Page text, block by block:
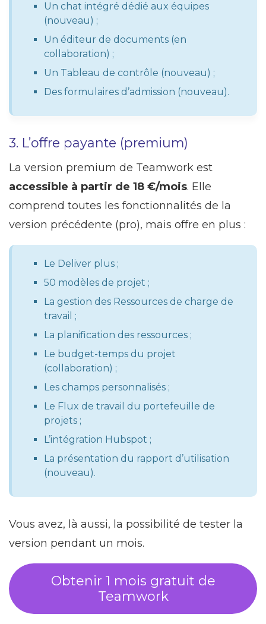
Un chat intégré dédié aux équipes
(nouveau) ;
Un éditeur de documents (en
collaboration) ;
Un Tableau de contrôle (nouveau) ;
Des formulaires d’admission (nouveau).
3. L’offre payante (premium)
La version premium de Teamwork est
accessible à partir de 18 €/mois. Elle
comprend toutes les fonctionnalités de la
version précédente (pro), mais offre en plus :
Le Deliver plus ;
50 modèles de projet ;
La gestion des Ressources de charge de
travail ;
La planification des ressources ;
Le budget-temps du projet
(collaboration) ;
Les champs personnalisés ;
Le Flux de travail du portefeuille de
projets ;
L’intégration Hubspot ;
La présentation du rapport d’utilisation
(nouveau).
Vous avez, là aussi, la possibilité de tester la
version pendant un mois.
Obtenir 1 mois gratuit de
Teamwork